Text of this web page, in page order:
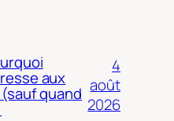
aux
quand
4
août
2026